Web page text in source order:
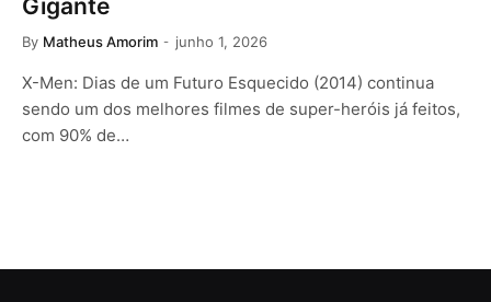
Gigante
By Matheus Amorim junho 1, 2026
X-Men: Dias de um Futuro Esquecido (2014) continua
sendo um dos melhores filmes de super-heróis já feitos,
com 90% de…